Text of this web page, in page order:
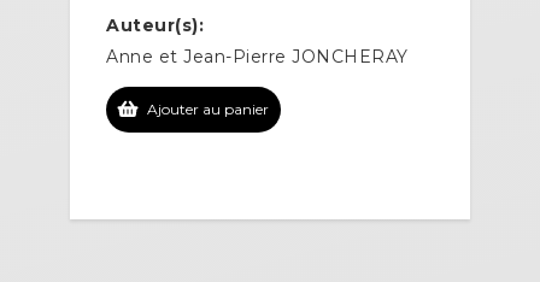
Auteur(s):
Anne et Jean-Pierre JONCHERAY
Ajouter au panier